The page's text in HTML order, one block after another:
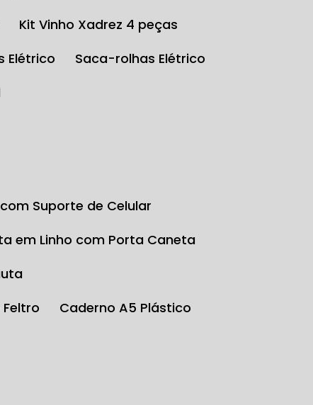
Kit Vinho Xadrez 4 peças
Elétrico
Saca-rolhas Elétrico
com Suporte de Celular
em Linho com Porta Caneta
Feltro
Caderno A5 Plástico